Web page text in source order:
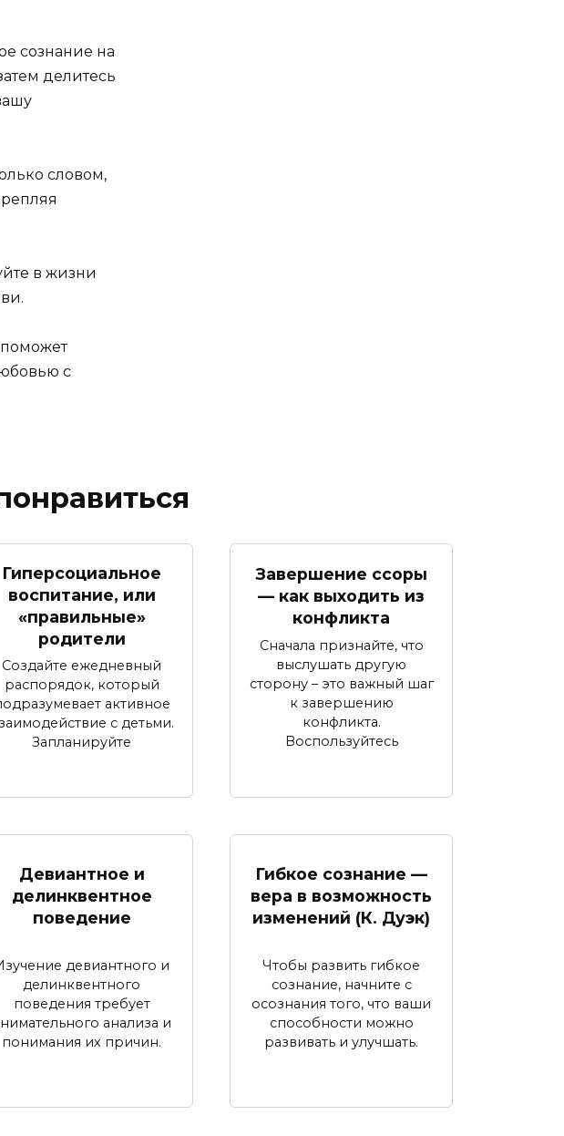
сознание на
делитесь
словом,
в жизни
поможет
с
Гиперсоциальное
воспитание, или
«правильные»
родители
Создайте ежедневный
распорядок, который
активное
с детьми.
Запланируйте
Завершение ссоры
— как выходить из
конфликта
Сначала признайте, что
выслушать другую
сторону – это важный шаг
к завершению
конфликта.
Воспользуйтесь
Девиантное и
делинквентное
поведение
девиантного и
делинквентного
поведения требует
анализа и
понимания их причин.
Гибкое сознание —
вера в возможность
изменений (К. Дуэк)
Чтобы развить гибкое
сознание, начните с
осознания того, что ваши
способности можно
развивать и улучшать.